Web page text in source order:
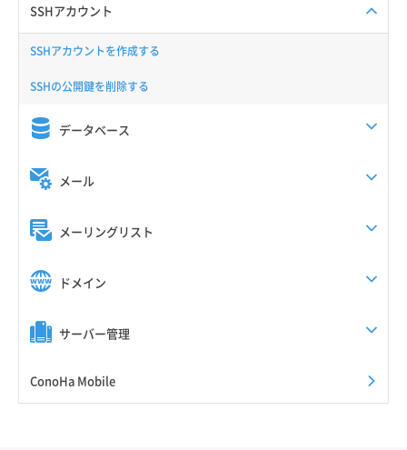
SSHアカウント
SSHアカウントを作成する
SSHの公開鍵を削除する
データベース
メール
メーリングリスト
ドメイン
サーバー管理
ConoHa Mobile